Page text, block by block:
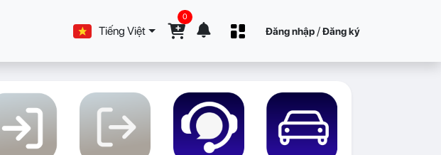
Tiếng Việt
0
Đăng nhập /Đăng ký